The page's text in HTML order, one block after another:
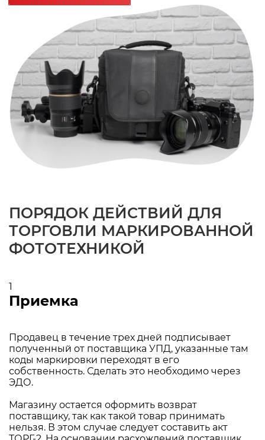
ПОРЯДОК ДЕЙСТВИЙ ДЛЯ
ТОРГОВЛИ МАРКИРОВАННОЙ
ФОТОТЕХНИКОЙ
1
Приемка
Продавец в течение трех дней подписывает
полученный от поставщика УПД, указанные там
коды маркировки переходят в его
собственность. Сделать это необходимо через
ЭДО.
Магазину остается оформить возврат
поставщику, так как такой товар принимать
нельзя. В этом случае следует составить акт